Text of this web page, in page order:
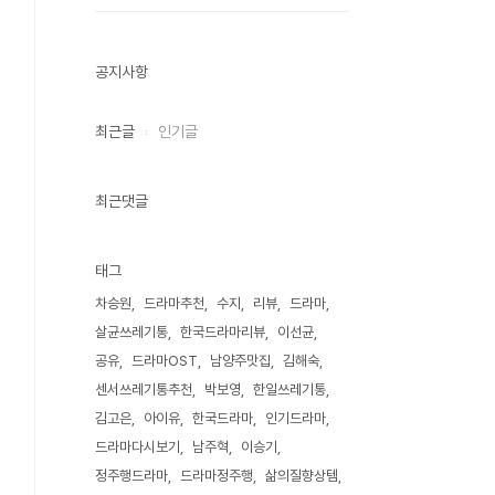
공지사항
최근글 인기글
최근댓글
태그
차승원 드라마추천 수지 리뷰
드라마
살균쓰레기통
한국드라마리뷰
이선균
공유
드라마OST 남양주맛집
김해숙
센서쓰레기통추천
박보영
한일쓰레기통
김고은
아이유 한국드라마
인기드라마
드라마다시보기
남주혁
이승기
정주행드라마
드라마정주행 삶의질향상템